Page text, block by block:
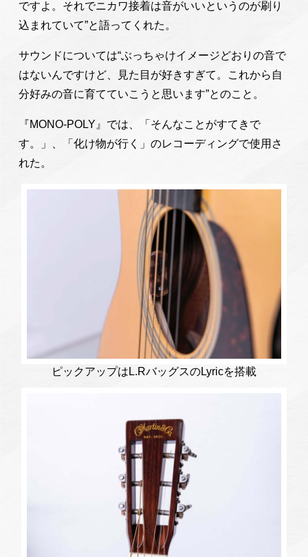
ですよ。それでニカワ接着は音がいいというのが刷り
込まれていて”と語ってくれた。
サウンドについては“ぶっちゃけイメージどおりの音で
はないんですけど、見た目が好きすぎて。これから自
分好みの音に育てていこうと思います”とのこと。
『MONO-POLY』では、「そんなことがすてきで
す。」、「化け物が⾏く」のレコーディングで使用さ
れた。
ピックアップはL.RバッグスのLyricを搭載